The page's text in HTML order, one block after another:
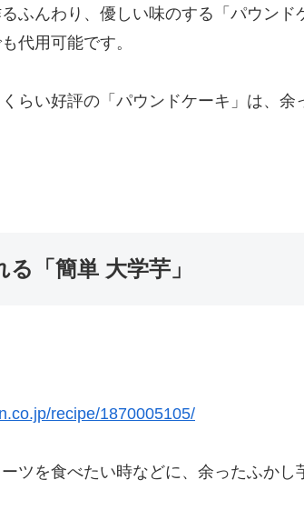
ふんわり、優しい味のする「パウンド
代用可能です。
らい好評の「パウンドケーキ」は、
「簡単 大学芋」
recipe/1870005105/
ツを食べたい時などに、余ったふかし